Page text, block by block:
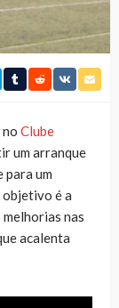
Clube
um arranque
para um
é a
nas
acalenta